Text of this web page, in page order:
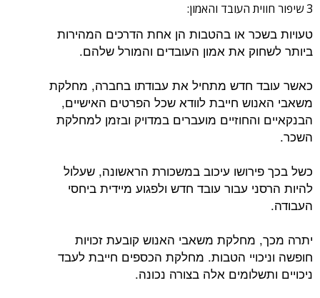
3 שיפור חווית העובד והאמון:
טעויות בשכר או בהטבות הן אחת הדרכים המהירות
ביותר לשחוק את אמון העובדים והמורל שלהם.
כאשר עובד חדש מתחיל את עבודתו בחברה, מחלקת
משאבי האנוש חייבת לוודא שכל הפרטים האישיים,
הבנקאיים והחוזיים מועברים במדויק ובזמן למחלקת
השכר.
כשל בכך פירושו עיכוב במשכורת הראשונה, שעלול
להיות הרסני עבור עובד חדש ולפגוע מיידית ביחסי
העבודה.
יתרה מכך, מחלקת משאבי האנוש קובעת זכויות
חופשה וניכויי הטבות. מחלקת הכספים חייבת לעבד
ניכויים ותשלומים אלה בצורה נכונה.